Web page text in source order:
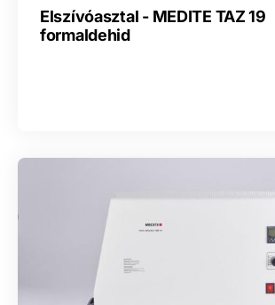
Elszívóasztal - MEDITE TAZ 19
formaldehid